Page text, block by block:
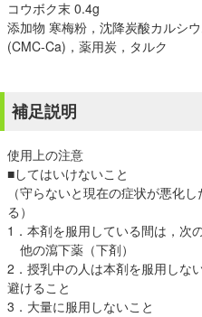
コウボク末 0.4g
添加物 寒梅粉，沈降炭酸カルシ
(CMC-Ca)，薬用炭，タルク
補足説明
使用上の注意
■してはいけないこと
（守らないと現在の症状が悪化
る）
1．本剤を服用している間は，次
他の瀉下薬（下剤）
2．授乳中の人は本剤を服用しな
避けること
3．大量に服用しないこと